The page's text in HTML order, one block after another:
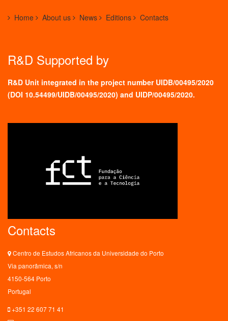
Home About us News Editions Contacts
R&D Supported by
R&D Unit integrated in the project number UIDB/00495/2020
(DOI 10.54499/UIDB/00495/2020) and UIDP/00495/2020.
Contacts
Centro de Estudos Africanos da Universidade do Porto
Via panorâmica, s/n
4150-564 Porto
Portugal
+351 22 607 71 41